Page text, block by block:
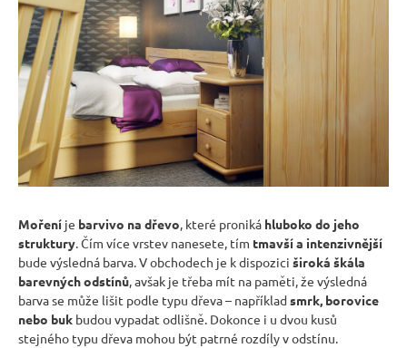
Moření je barvivo na dřevo, které proniká hluboko do jeho
struktury. Čím více vrstev nanesete, tím tmavší a intenzivnější
bude výsledná barva. V obchodech je k dispozici široká škála
barevných odstínů, avšak je třeba mít na paměti, že výsledná
barva se může lišit podle typu dřeva – napříkladsmrk, borovice
nebo buk budou vypadat odlišně. Dokonce i u dvou kusů
stejného typu dřeva mohou být patrné rozdíly v odstínu.